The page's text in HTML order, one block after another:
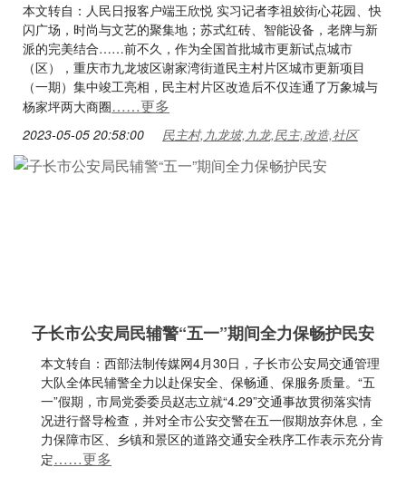
本文转自：人民日报客户端王欣悦 实习记者李祖姣街心花园、快
闪广场，时尚与文艺的聚集地；苏式红砖、智能设备，老牌与新
派的完美结合……前不久，作为全国首批城市更新试点城市
（区），重庆市九龙坡区谢家湾街道民主村片区城市更新项目
（一期）集中竣工亮相，民主村片区改造后不仅连通了万象城与
杨家坪两大商圈……更多
2023-05-05 20:58:00 民主村,九龙坡,九龙,民主,改造,社区
子长市公安局民辅警“五一”期间全力保畅护民安
本文转自：西部法制传媒网4月30日，子长市公安局交通管理
大队全体民辅警全力以赴保安全、保畅通、保服务质量。“五
一”假期，市局党委委员赵志立就“4.29”交通事故贯彻落实情
况进行督导检查，并对全市公安交警在五一假期放弃休息，全
力保障市区、乡镇和景区的道路交通安全秩序工作表示充分肯
定……更多